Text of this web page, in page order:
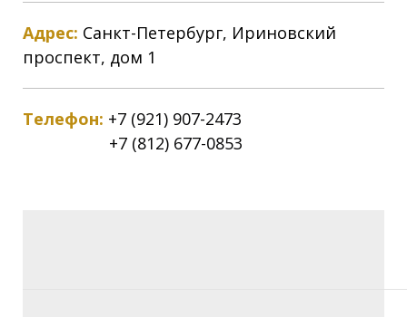
Адрес: Санкт-Петербург, Ириновский
проспект, дом 1
Телефон: +7 (921) 907-2473
+7 (812) 677-0853